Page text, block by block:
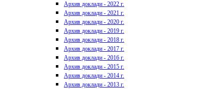
Архив доклади - 2022 г.
Архив доклади - 2021 г.
Архив доклади - 2020 г.
Архив доклади - 2019 г.
Архив доклади - 2018 г.
Архив доклади - 2017 г.
Архив доклади - 2016 г.
Архив доклади - 2015 г.
Архив доклади - 2014 г.
Архив доклади - 2013 г.